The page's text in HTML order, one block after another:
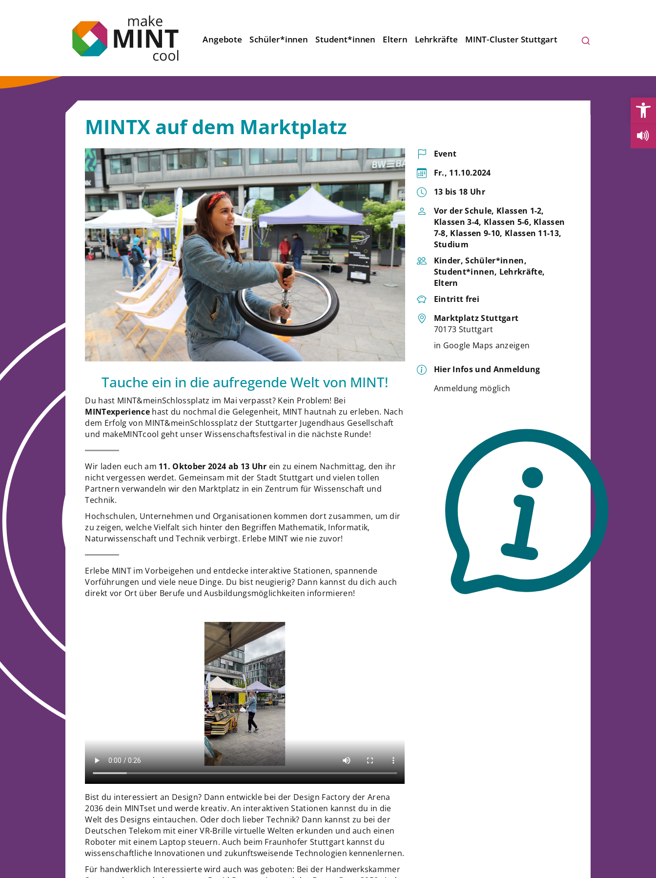
Angebote Schüler*innen Student*innen Eltern Lehrkräfte MINT-Cluster Stuttgart
MINTX auf dem Marktplatz
Tauche ein in die aufregende Welt von MINT!
Du hast MINT&meinSchlossplatz im Mai verpasst? Kein Problem! Bei
MINTexperiencehast du nochmal die Gelegenheit, MINT hautnah zu erleben. Nach
dem Erfolg von MINT&meinSchlossplatz der Stuttgarter Jugendhaus Gesellschaft
und makeMINTcool geht unser Wissenschaftsfestival in die nächste Runde!
Wir laden euch am 11. Oktober 2024 ab 13 Uhr ein zu einem Nachmittag, den ihr
nicht vergessen werdet. Gemeinsam mit der Stadt Stuttgart und vielen tollen
Partnern verwandeln wir den Marktplatz in ein Zentrum für Wissenschaft und
Technik.
Hochschulen, Unternehmen und Organisationen kommen dort zusammen, um dir
zu zeigen, welche Vielfalt sich hinter den Begriffen Mathematik, Informatik,
Naturwissenschaft und Technik verbirgt. Erlebe MINT wie nie zuvor!
Erlebe MINT im Vorbeigehen und entdecke interaktive Stationen, spannende
Vorführungen und viele neue Dinge. Du bist neugierig? Dann kannst du dich auch
direkt vor Ort über Berufe und Ausbildungsmöglichkeiten informieren!
Bist du interessiert an Design? Dann entwickle bei der Design Factory der Arena
2036 dein MINTset und werde kreativ. An interaktiven Stationen kannst du in die
Welt des Designs eintauchen. Oder doch lieber Technik? Dann kannst zu bei der
Deutschen Telekom mit einer VR-Brille virtuelle Welten erkunden und auch einen
Roboter mit einem Laptop steuern. Auch beim Fraunhofer Stuttgart kannst du
wissenschaftliche Innovationen und zukunftsweisende Technologien kennenlernen.
Für handwerklich Interessierte wird auch was geboten: Bei der Handwerkskammer
Event
Fr., 11.10.2024
13 bis 18 Uhr
Vor der Schule, Klassen 1-2,
Klassen 3-4, Klassen 5-6, Klassen
7-8, Klassen 9-10, Klassen 11-13,
Studium
Kinder, Schüler*innen,
Student*innen, Lehrkräfte,
Eltern
Eintritt frei
Marktplatz Stuttgart
70173 Stuttgart
in Google Maps anzeigen
Hier Infos und Anmeldung
Anmeldung möglich